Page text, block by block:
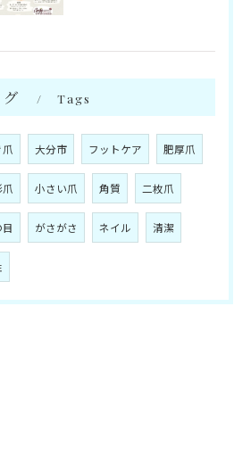
グ Tags
大分市 フットケア 肥厚爪
小さい爪 角質 二枚爪
がさがさ ネイル 清潔